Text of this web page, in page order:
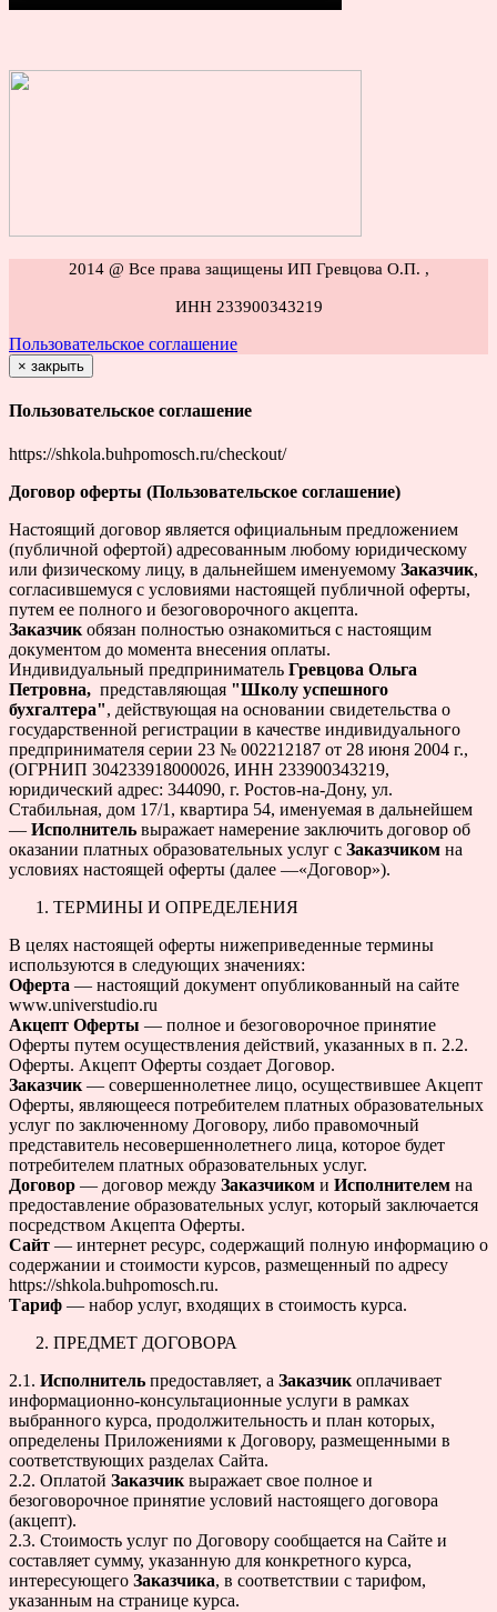
2014 @ Все права защищены ИП Гревцова О.П. ,
ИНН 233900343219
Пользовательское соглашение
× закрыть
Пользовательское соглашение
https://shkola.buhpomosch.ru/checkout/
Договор оферты (Пользовательское соглашение)
Настоящий договор является официальным предложением
(публичной офертой) адресованным любому юридическому
или физическому лицу, в дальнейшем именуемому Заказчик,
согласившемуся с условиями настоящей публичной оферты,
путем ее полного и безоговорочного акцепта.
Заказчик обязан полностью ознакомиться с настоящим
документом до момента внесения оплаты.
Индивидуальный предприниматель Гревцова Ольга
Петровна, представляющая "Школу успешного
бухгалтера", действующая на основании свидетельства о
государственной регистрации в качестве индивидуального
предпринимателя серии 23 № 002212187 от 28 июня 2004 г.,
(ОГРНИП 304233918000026, ИНН 233900343219,
юридический адрес: 344090, г. Ростов-на-Дону, ул.
Стабильная, дом 17/1, квартира 54, именуемая в дальнейшем
— Исполнитель выражает намерение заключить договор об
оказании платных образовательных услуг с Заказчиком на
условиях настоящей оферты (далее —«Договор»).
ТЕРМИНЫ И ОПРЕДЕЛЕНИЯ
В целях настоящей оферты нижеприведенные термины
используются в следующих значениях:
Оферта — настоящий документ опубликованный на сайте
www.universtudio.ru
Акцепт Оферты — полное и безоговорочное принятие
Оферты путем осуществления действий, указанных в п. 2.2.
Оферты. Акцепт Оферты создает Договор.
Заказчик — совершеннолетнее лицо, осуществившее Акцепт
Оферты, являющееся потребителем платных образовательных
услуг по заключенному Договору, либо правомочный
представитель несовершеннолетнего лица, которое будет
потребителем платных образовательных услуг.
Договор — договор между Заказчиком и Исполнителем на
предоставление образовательных услуг, который заключается
посредством Акцепта Оферты.
Сайт — интернет ресурс, содержащий полную информацию о
cодержании и стоимости курсов, размещенный по адресу
https://shkola.buhpomosch.ru.
Тариф — набор услуг, входящих в стоимость курса.
ПРЕДМЕТ ДОГОВОРА
2.1. Исполнитель предоставляет, а Заказчик оплачивает
информационно-консультационные услуги в рамках
выбранного курса, продолжительность и план которых,
определены Приложениями к Договору, размещенными в
соответствующих разделах Сайта.
2.2. Оплатой Заказчик выражает свое полное и
безоговорочное принятие условий настоящего договора
(акцепт).
2.3. Стоимость услуг по Договору сообщается на Сайте и
составляет сумму, указанную для конкретного курса,
интересующего Заказчика, в соответствии с тарифом,
указанным на странице курса.